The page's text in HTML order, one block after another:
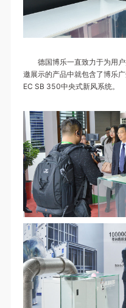
德国博乐一直致力于为用
邀展示的产品中就包含了博乐
EC SB 350中央式新风系统。